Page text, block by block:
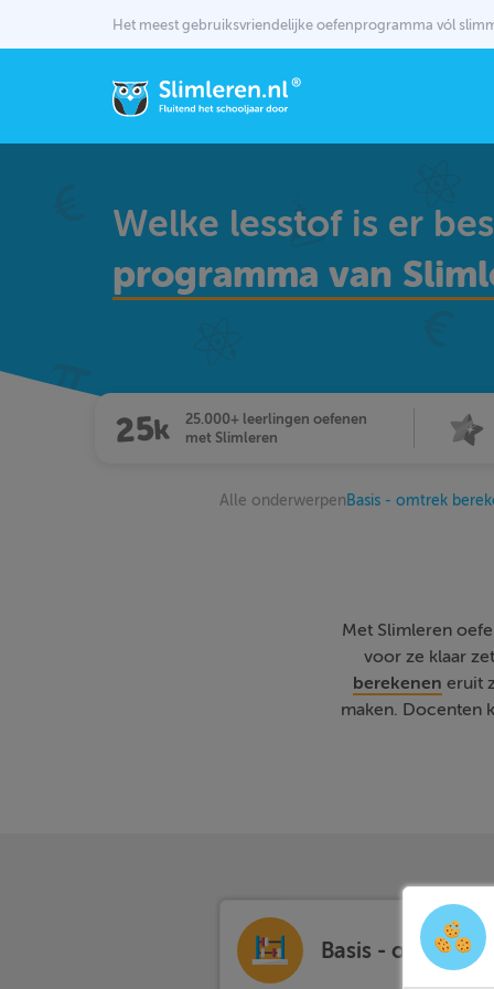
Het meest gebruiksvriendelijke oefenprogramma vól
Welke lesstof is er
programma van
25.000+ leerlingen oefenen
met Slimleren
Alle onderwerpen Basis - omtrek
Met Slimleren
voor ze klaar
berekenen eruit
maken. Docenten
Basis - omtrek